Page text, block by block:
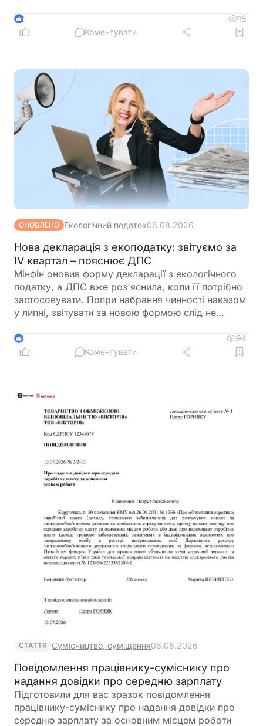
ввізного мита на поставки, що фінансуються
іноземними державами, міжнародними
підприємств, які зможуть скористатися такими
пільгами
2
18
Коментувати
ОНОВЛЕНО Екологічний податок06.08.2026
Нова декларація з екоподатку: звітуємо за
IV квартал – пояснює ДПС
Мінфін оновив форму декларації з екологічного
податку, а ДПС вже роз'яснила, коли її потрібно
застосовувати. Попри набрання чинності наказом
у липні, звітувати за новою формою слід не
подаватиметься оновлена декларація та які зміни
внесено до її форми
4
94
Коментувати
СТАТТЯ Сумісництво, суміщення06.08.2026
Повідомлення працівнику-суміснику про
надання довідки про середню зарплату
Підготовили для вас зразок повідомлення
працівнику-суміснику про надання довідки про
середню зарплату за основним місцем роботи